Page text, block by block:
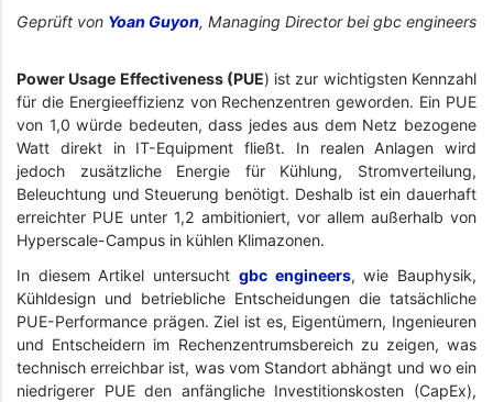
Geprüft von Yoan Guyon, Managing Director bei gbc engineers
Power Usage Effectiveness (PUE) ist zur wichtigsten Kennzahl
für die Energieeffizienz von Rechenzentren geworden. Ein PUE
von 1,0 würde bedeuten, dass jedes aus dem Netz bezogene
Watt direkt in IT-Equipment fließt. In realen Anlagen wird
jedoch zusätzliche Energie für Kühlung, Stromverteilung,
Beleuchtung und Steuerung benötigt. Deshalb ist ein dauerhaft
erreichter PUE unter 1,2 ambitioniert, vor allem außerhalb von
Hyperscale-Campus in kühlen Klimazonen.
In diesem Artikel untersucht gbc engineers, wie Bauphysik,
Kühldesign und betriebliche Entscheidungen die tatsächliche
PUE-Performance prägen. Ziel ist es, Eigentümern, Ingenieuren
und Entscheidern im Rechenzentrumsbereich zu zeigen, was
technisch erreichbar ist, was vom Standort abhängt und wo ein
niedrigerer PUE den anfängliche Investitionskosten (CapEx),